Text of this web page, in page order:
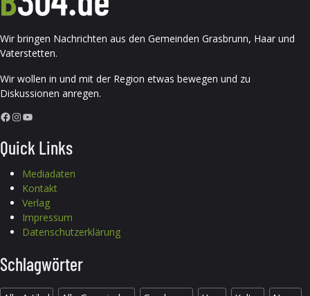
Wir bringen Nachrichten aus den Gemeinden Grasbrunn, Haar und
Vaterstetten.
Wir wollen in und mit der Region etwas bewegen und zu
Diskussionen anregen.
Facebook InstagramYouTube
Quick Links
Mediadaten
Kontakt
Verlag
Impressum
Datenschutzerklärung
Schlagwörter